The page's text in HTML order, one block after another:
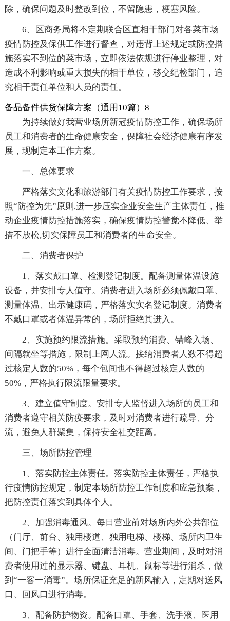
除，确保问题及时整改到位，不留隐患，梗塞风险。
6、区商务局将不定期联合区直相干部门对各菜市场
疫情防控及保供工作进行督查，对违背上述规定或防控措
施落实不到位的菜市场，立即依法依规进行停业整理，对
造成不利影响或重大损失的相干单位，移交纪检部门，追
究相干责任单位和人员的责任。
备品备件供货保障方案（通用10篇）8
为持续做好我营业场所新冠疫情防控工作，确保场所
员工和消费者的生命健康安全，保障社会经济健康有序发
展，现制定本工作方案。
一、总体要求
严格落实文化和旅游部门有关疫情防控工作要求，按
照“防控为先”原则,进一步压实企业安全生产主体责任，推
动企业疫情防控措施落实，确保疫情防控警觉不降低、举
措不放松,切实保障员工和消费者的生命安全。
二、消费者保护
1、落实戴口罩、检测登记制度。配备测量体温设施
设备，并安排专人值守。消费者进入场所必须佩戴口罩、
测量体温、出示健康码，严格落实实名登记制度。消费者
不戴口罩或者体温异常的，场所拒绝其进入。
2、实施预约限流措施。采取预约消费、错峰入场、
间隔就坐等措施，限制上网人流。接纳消费者人数不得超
过核定人数的50%，每个包间也不得超过核定人数的
50%，严格执行限流限量要求。
3、建立值守制度。安排专人监督进入场所的员工和
消费者遵守相关防疫要求，及时对消费者进行疏导、分
流，避免人群聚集，保持安全社交距离。
三、场所防控管理
1、落实防控主体责任。落实防控主体责任，严格执
行疫情防控规定，制定本场所防控工作制度和应急预案，
把防控责任落实到具体个人。
2、加强消毒通风。每日营业前对场所内外公共部位
（门厅、前台、独用楼道、独用电梯、楼梯、场所内卫生
间、门把手等）进行全面清洁消毒。营业期间，及时对消
费者使用过的显示器、键盘、耳机、鼠标等进行消杀，做
到“一客一消毒”。场所保证充足的新风输入，定期对送风
口、回风口进行消毒。
3、配备防护物资。配备口罩、手套、洗手液、医用